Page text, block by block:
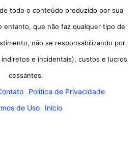
todo o conteúdo produzido por sua
entanto, que não faz qualquer tipo de
não se responsabilizando por
e incidentais), custos e lucros
cessantes.
Política de Privacidade
de Uso
Início